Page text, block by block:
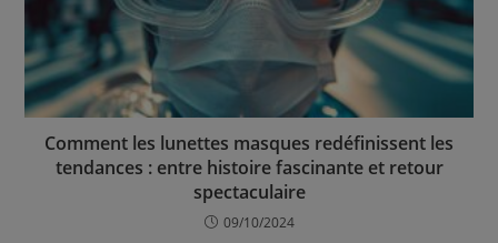
Comment les lunettes masques redéfinissent les
tendances : entre histoire fascinante et retour
spectaculaire
09/10/2024